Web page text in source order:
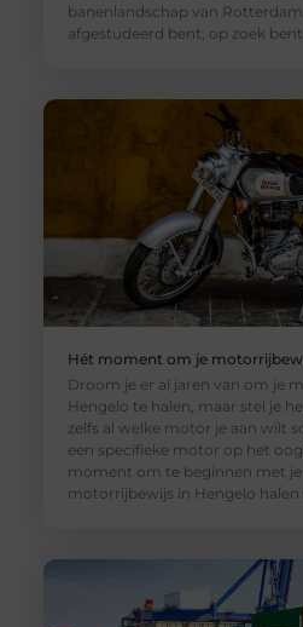
banenlandschap van
afgestudeerd bent, op zoek bent
Hét moment om je
Droom je er al jaren van om je
Hengelo te halen, maar stel je
zelfs al welke motor je aan wilt
een specifieke motor op het
moment om te beginnen met je
motorrijbewijs in Hengelo halen